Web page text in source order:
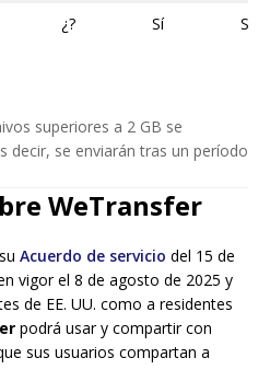
¿? Sí Sí
superiores a 2 GB se
decir, se enviarán tras un período
WeTransfer
Acuerdo de servicio del 15 de
vigor el 8 de agosto de 2025 y
de EE. UU. como a residentes
podrá usar y compartir con
sus usuarios compartan a